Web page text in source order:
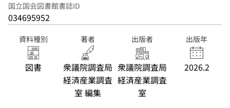
国立国会図書館書誌ID
034695952
資料種別
図書
著者
衆議院調査局
経済産業調査
室 編集
出版者
衆議院調査局
経済産業調査
室
出版年
2026.2